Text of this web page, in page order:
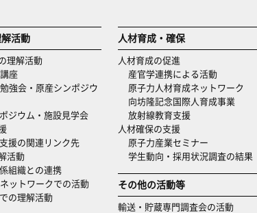
活動
理解活動
座
強会・原産シンポジウ
ジウム・施設見学会
援の関連リンク先
活動
組織との連携
ットワークでの活動
の理解活動
人材育成・確保
人材育成の促進
産官学連携による活動
原子力人材育成ネットワーク
向坊隆記念国際人育成事業
放射線教育支援
人材確保の支援
原子力産業セミナー
学生動向・採用状況調査の結果
その他の活動等
輸送・貯蔵専門調査会の活動